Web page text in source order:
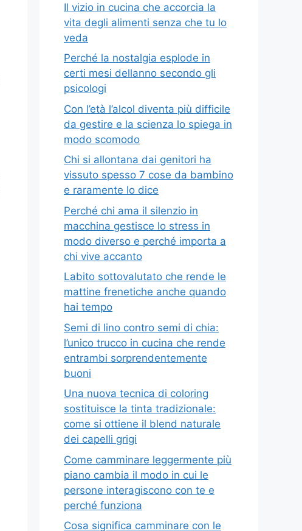
Il vizio in cucina che accorcia la
vita degli alimenti senza che tu lo
veda
Perché la nostalgia esplode in
certi mesi dellanno secondo gli
psicologi
Con l’età l’alcol diventa più difficile
da gestire e la scienza lo spiega in
modo scomodo
Chi si allontana dai genitori ha
vissuto spesso 7 cose da bambino
e raramente lo dice
Perché chi ama il silenzio in
macchina gestisce lo stress in
modo diverso e perché importa a
chi vive accanto
Labito sottovalutato che rende le
mattine frenetiche anche quando
hai tempo
Semi di lino contro semi di chia:
l’unico trucco in cucina che rende
entrambi sorprendentemente
buoni
Una nuova tecnica di coloring
sostituisce la tinta tradizionale:
come si ottiene il blend naturale
dei capelli grigi
Come camminare leggermente più
piano cambia il modo in cui le
persone interagiscono con te e
perché funziona
Cosa significa camminare con le